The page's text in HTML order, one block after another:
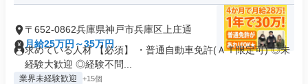
〒652-0862兵庫県神戸市兵庫区上庄通
月給25万円～35万円
求めている人材 【必須】 ・普通自動車免許(ＡＴ限定可) ◎未
経験大歓迎 ◎経験不問...
業界未経験歓迎 +15個